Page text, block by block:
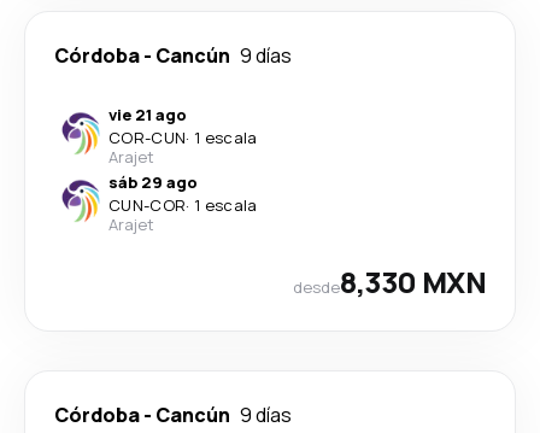
Córdoba- Cancún 9 días
vie 21 ago
COR-CUN· 1 escala
Arajet
sáb 29 ago
CUN-COR· 1 escala
Arajet
desde8,330 MXN
Córdoba- Cancún 9 días